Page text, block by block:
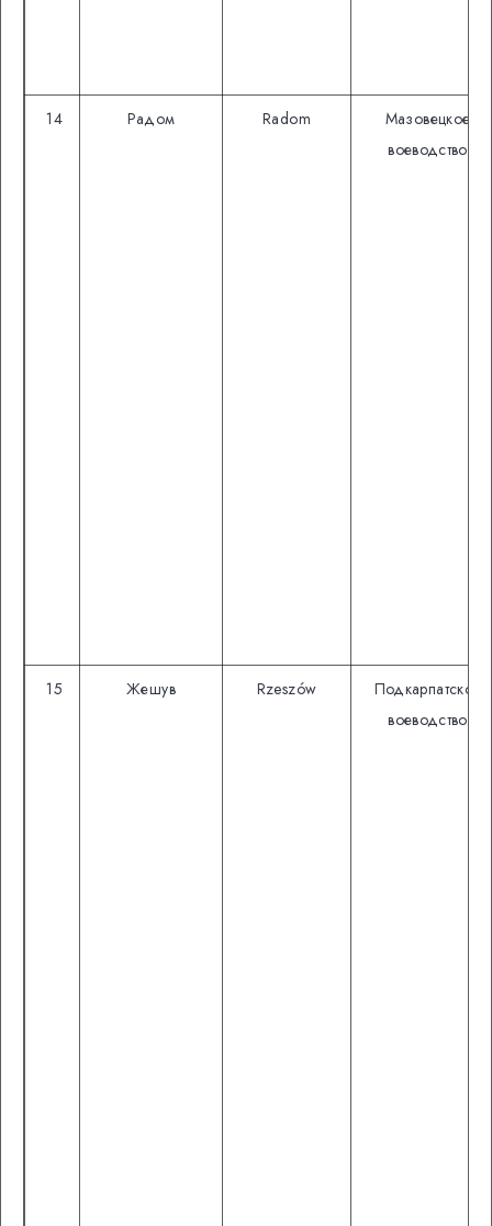
14 Радом Radom
Мазовецкое
воеводство
15 Жешув Rzeszów
Подкарпатское
воеводство